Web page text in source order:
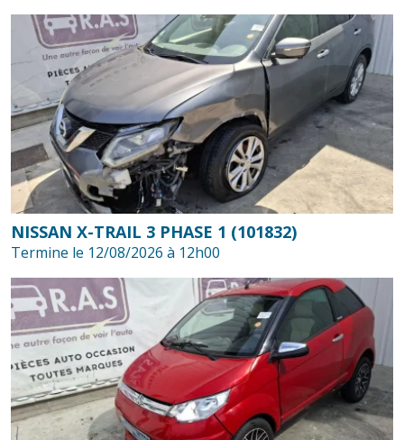
NISSAN X-TRAIL 3 PHASE 1 (101832)
Termine le 12/08/2026 à 12h00